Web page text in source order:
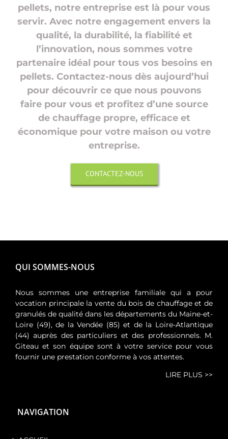
pellets, notre entreprise est là pour vous
servir. Avec notre engagement envers la
qualité, la durabilité, la fiabilité et
l’innovation, nous sommes votre
partenaire idéal pour tous vos besoins en
pellets. Contactez-nous dès aujourd’hui
pour découvrir ce que nous pouvons
faire pour vous et profitez d’une source
de chauffage propre, efficace et
économique pour votre maison ou votre
entreprise.
CONTACTEZ-NOUS
QUI SOMMES-NOUS
Nous sommes une entreprise familiale qui a pour
vocation principale la vente du bois de chauffage et de
granulés de qualité dans les départements du Maine-et-
Loire (49), de la Vendée (85) et de la Loire-Atlantique
(44) auprès des particuliers et des professionnels. M.
Giteau et son équipe sont à votre service pour vous
fournir une prestation conforme à vos attentes.
LIRE PLUS >>
NAVIGATION